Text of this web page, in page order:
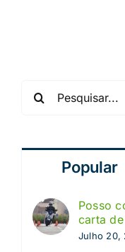
Popular
Posso
carta
Julho 20,